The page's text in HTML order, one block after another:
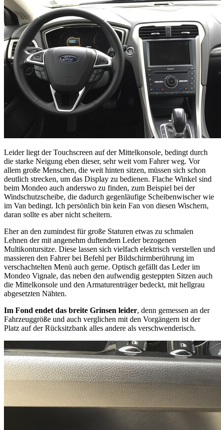
Leider liegt der Touchscreen auf der Mittelkonsole, bedingt durch
die starke Neigung eben dieser, sehr weit vom Fahrer weg. Vor
allem große Menschen, die weit hinten sitzen, müssen sich schon
deutlich strecken, um das Display zu bedienen. Flache Winkel sind
beim Mondeo auch anderswo zu finden, zum Beispiel bei der
Windschutzscheibe, die dadurch gegenläufige Scheibenwischer wie
im Van bedingt. Ich persönlich bin kein Fan von diesen Wischern,
daran sollte es aber nicht scheitern.
Eher an den zumindest für große Staturen etwas zu schmalen
Lehnen der mit angenehm duftendem Leder bezogenen
Multikontursitze. Diese lassen sich vielfach elektrisch verstellen und
massieren den Fahrer bei Befehl per Bildschirmberührung im
verschachtelten Menü auch gerne. Optisch gefällt das Leder im
Mondeo Vignale, das neben den aufwendig gesteppten Sitzen auch
die Mittelkonsole und den Armaturenträger bedeckt, mit hellgrau
abgesetzten Nähten.
Im Fond endet das breite Grinsen leider, denn gemessen an der
Fahrzeuggröße und auch verglichen mit den Vorgängern ist der
Platz auf der Rücksitzbank alles andere als verschwenderisch.